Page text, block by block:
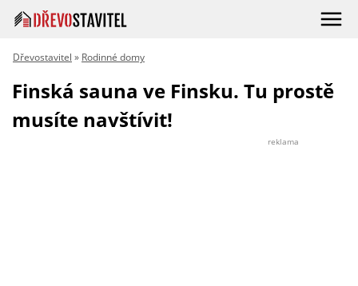
Dřevostavitel » Rodinné domy
Finská sauna ve Finsku. Tu prostě
musíte navštívit!
reklama